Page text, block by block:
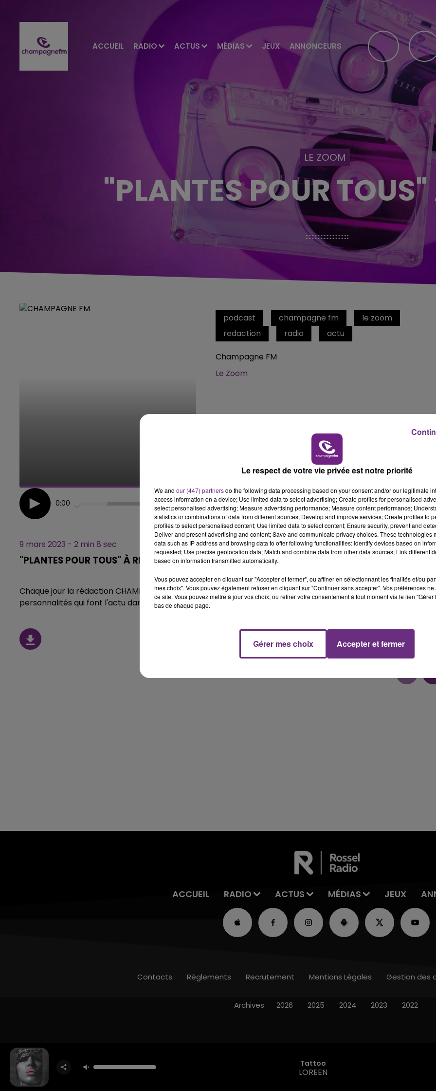
ACCUEIL RADIO ACTUS MÉDIAS JEUX ANNONCEURS
16h00 - 20h00
LE WEEK-END CHAMPAGNE FM
LE ZOOM
"PLANTES POUR
podcast champagne fm
le zoom
redaction
radio actu
Champagne FM
Le Zoom
0:00 2 min 8
9 mars 2023 - 2 min 8 sec
"PLANTES POUR TOUS" À REIMS
Chaque jour la rédaction CHAMPAGNE FM, vous propose un ZOOM sur un sujet d'actualité. Rencontre avec les
personnalités qui font l'actu dans notre région.
ACCUEIL RADIO ACTUS MÉDIAS JEUX
Tattoo
LOREEN
Contacts Règlements Recrutement Mentions Légales Gestion des
Archives 2026 2025 2024 2023 2022
Le respect de votre vie privée est notre priorité
We and our (447) partnersdo the following data processing based on your consent and/or our legitimate
access information on a device; Use limited data to select advertising; Create profiles for personalised
select personalised advertising; Measure advertising performance; Measure content performance;
statistics or combinations of data from different sources; Develop and improve services; Create profiles to
profiles to select personalised content; Use limited data to select content; Ensure security, prevent and
Deliver and present advertising and content; Save and communicate privacy choices. These technologies
data such as IP address and browsing data to offer following functionalities: Identify devices based on
requested; Use precise geolocation data; Match and combine data from other data sources; Link different
based on information transmitted automatically.
Vous pouvez accepter en cliquant sur "Accepter et fermer", ou affiner en sélectionnant les finalités et/ou
mes choix". Vous pouvez également refuser en cliquant sur "Continuer sans accepter". Vos préférences
ce site. Vous pouvez mettre à jour vos choix, ou retirer votre consentement à tout moment via le lien
bas de chaque page.
Gérer mes choix Accepter et fermer